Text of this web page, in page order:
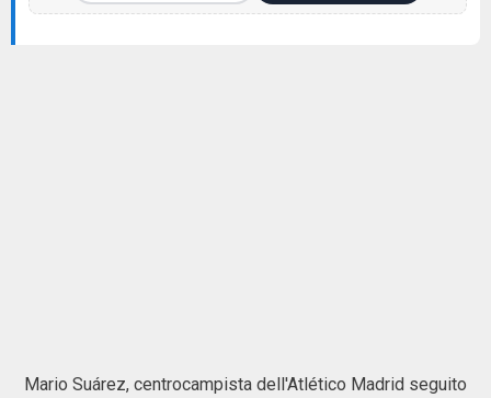
Mario Suárez, centrocampista dell'Atlético Madrid seguito